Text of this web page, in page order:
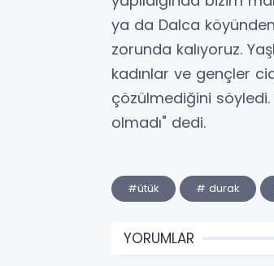
ya da Dalca
zorunda kalıyoruz.
kadınlar ve gençler
çözülmediğini
olmadı" dedi.
#ütük # durak
YORUMLAR